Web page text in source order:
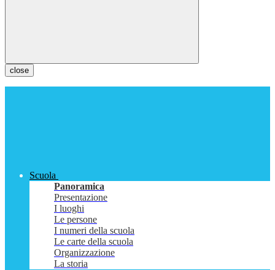
close
Scuola
Panoramica
Presentazione
I luoghi
Le persone
I numeri della scuola
Le carte della scuola
Organizzazione
La storia